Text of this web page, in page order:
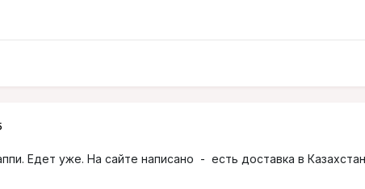
Едет уже. На сайте написано - есть доставка в